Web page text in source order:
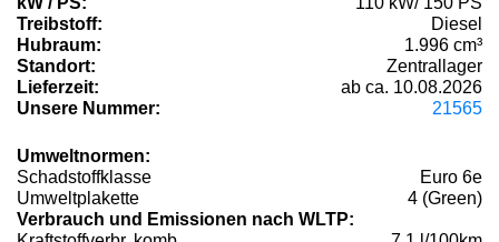
Treibstoff:
Diesel
Hubraum:
1.996 cm³
Standort:
Zentrallager
Lieferzeit:
ab ca. 10.08.2026
Unsere Nummer:
21565
Umweltnormen:
Schadstoffklasse
Euro 6e
Umweltplakette
4 (Green)
Verbrauch und Emissionen nach WLTP: